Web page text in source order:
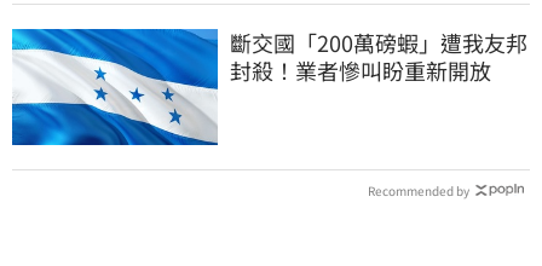
斷交國「200萬磅蝦」遭我友邦
封殺！業者慘叫盼重新開放
Recommended by